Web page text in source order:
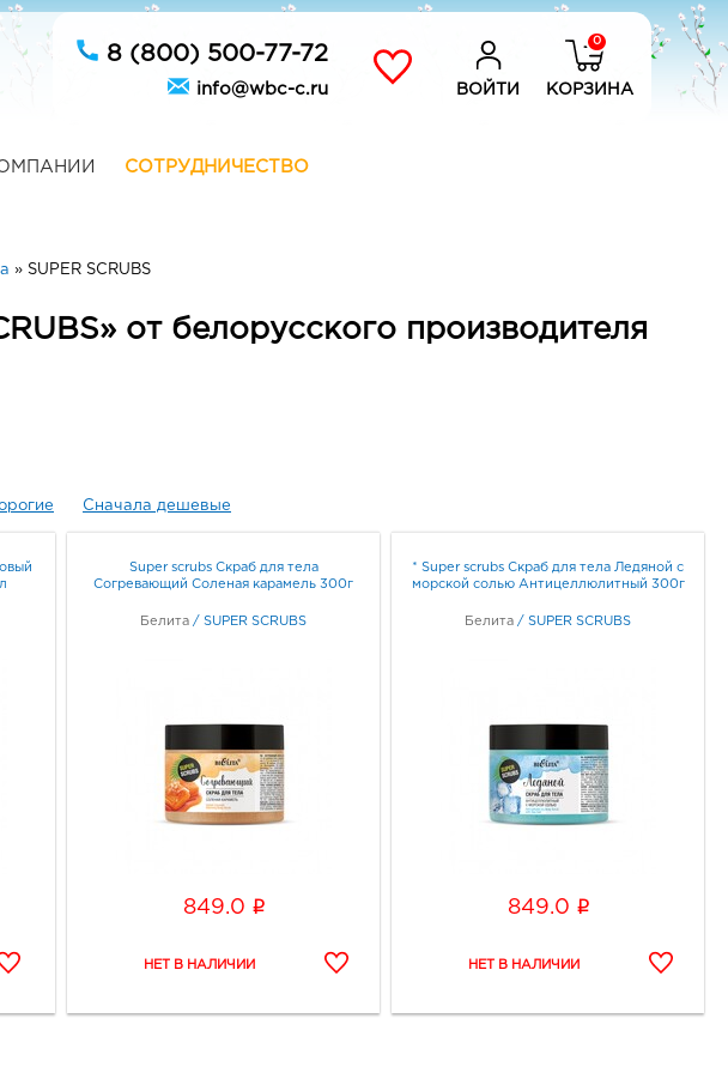
8 (800) 500-77-72
info@wbc-c.ru ВОЙТИ
0
КОРЗИНА
СОТРУДНИЧЕСТВО
» SUPER SCRUBS
от белорусского производителя
Сначала дешевые
Super scrubs Скраб для тела
Согревающий Соленая карамель 300г
Белита / SUPER SCRUBS
849.0 i
* Super scrubs Скраб для тела Ледяной с
морской солью Антицеллюлитный 300г
Белита / SUPER SCRUBS
849.0 i